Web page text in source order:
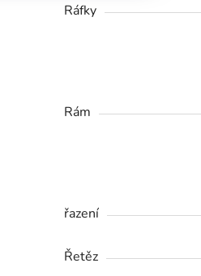
Ráfky
Rám
řazení
Řetěz